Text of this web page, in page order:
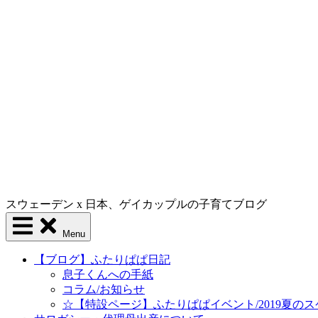
スウェーデン x 日本、ゲイカップルの子育てブログ
Menu
【ブログ】ふたりぱぱ日記
息子くんへの手紙
コラム/お知らせ
☆【特設ページ】ふたりぱぱイベント/2019夏の